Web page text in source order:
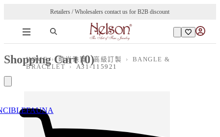
Retailers / Wholesalers contact us for B2B discount
FAUNA
Shopping Cart (0)
HOME › 時尚珠寶 | 高級訂製 ›
BANGLE &
BRACELET
› A31-115921